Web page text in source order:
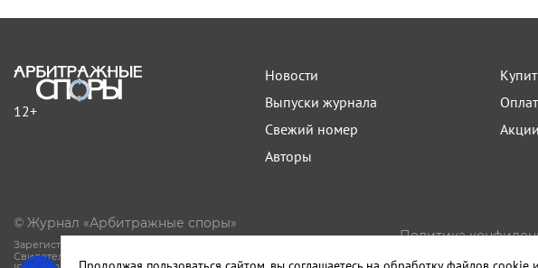
12+
Новости
Выпуски журнала
Свежий номер
Авторы
Акции
© Журнал «Арбитражные споры»
Зарегистрирован Роскомнадзором.
Свидетельство Эл № ФС77-81594 от 06.08.2021.
Политика